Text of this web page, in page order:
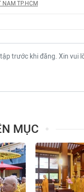
NAM TP.HCM
MỤC